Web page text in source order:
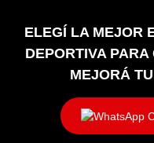
ELEGÍ LA MEJOR
DEPORTIVA
MEJORÁ